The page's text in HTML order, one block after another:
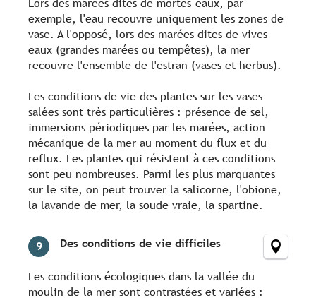
Lors des marées dites de mortes-eaux, par
exemple, l'eau recouvre uniquement les zones de
vase. A l'opposé, lors des marées dites de vives-
eaux (grandes marées ou tempêtes), la mer
recouvre l'ensemble de l'estran (vases et herbus).
Les conditions de vie des plantes sur les vases
salées sont très particulières : présence de sel,
immersions périodiques par les marées, action
mécanique de la mer au moment du flux et du
reflux. Les plantes qui résistent à ces conditions
sont peu nombreuses. Parmi les plus marquantes
sur le site, on peut trouver la salicorne, l'obione,
la lavande de mer, la soude vraie, la spartine.
9 Des conditions de vie difficiles
Les conditions écologiques dans la vallée du
moulin de la mer sont contrastées et variées :